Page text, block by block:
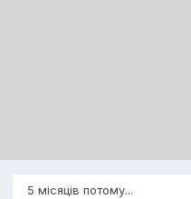
5 місяців потому...